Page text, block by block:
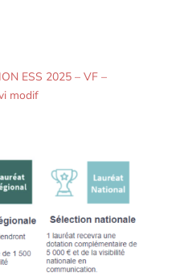
ESS 2025 – VF –
modif